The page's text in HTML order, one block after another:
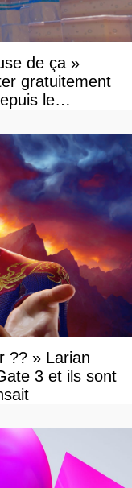
de ça »
gratuitement
le
?? » Larian
3 et ils sont